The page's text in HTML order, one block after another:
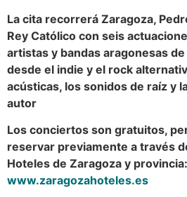
La cita recorrerá Zaragoza,
Rey Católico con seis
artistas y bandas aragonesas
desde el indie y el rock
acústicas, los sonidos de raíz y
autor
Los conciertos son gratuitos,
reservar previamente a través
Hoteles de Zaragoza y provincia:
www.zaragozahoteles.es